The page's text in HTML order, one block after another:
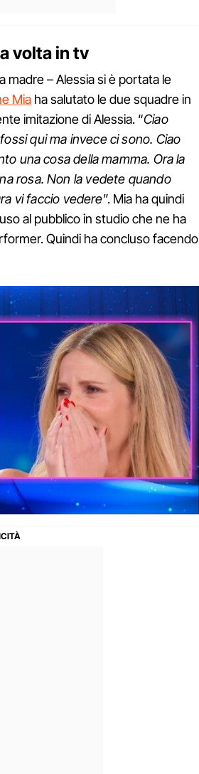
volta in tv
madre – Alessia si è portata le
Mia ha salutato le due squadre in
imitazione di Alessia. “Ciao
qui ma invece ci sono. Ciao
una cosa della mamma. Ora la
rosa. Non la vedete quando
vi faccio vedere”. Mia ha quindi
al pubblico in studio che ne ha
Quindi ha concluso facendo